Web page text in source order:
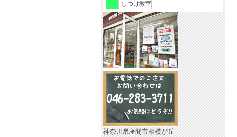
しつけ教室
神奈川県座間市相模が丘